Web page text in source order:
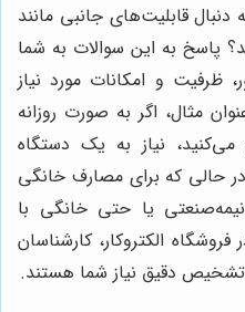
دنبال قابلیت‌های جانبی مانند
پاسخ به این سوالات به شما
ظرفیت و امکانات مورد نیاز
مثال، اگر به صورت روزانه
نیاز به یک دستگاه
در حالی که برای مصارف خانگی
یا حتی خانگی با
الکتروکار، کارشناسان
تشخیص دقیق نیاز شما هستند.